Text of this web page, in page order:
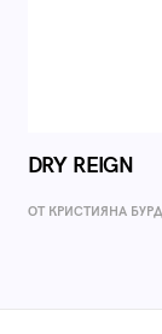
DRY REIGN
ОТ КРИСТИЯНА